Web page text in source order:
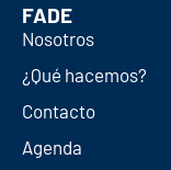
FADE
Nosotros
¿Qué hacemos?
Contacto
Agenda